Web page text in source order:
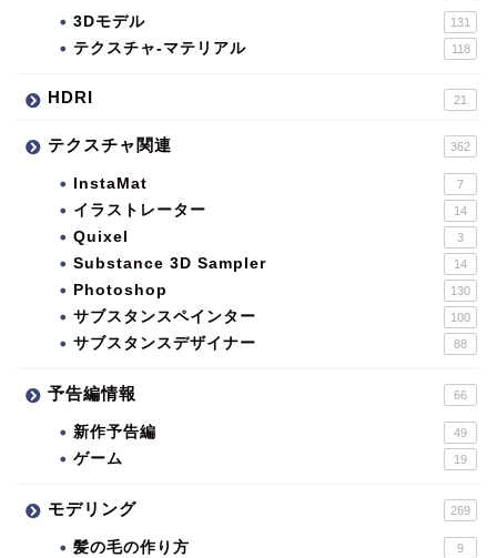
3Dモデル 131
テクスチャ-マテリアル 118
HDRI 21
テクスチャ関連 362
InstaMat 7
イラストレーター 14
Quixel 3
Substance 3D Sampler 14
Photoshop 130
サブスタンスペインター 100
サブスタンスデザイナー 88
予告編情報 66
新作予告編 49
ゲーム 19
モデリング 269
髪の毛の作り方 9